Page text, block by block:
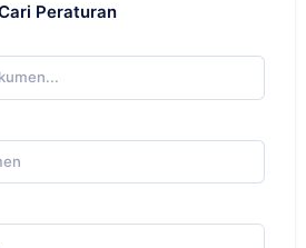
Peraturan